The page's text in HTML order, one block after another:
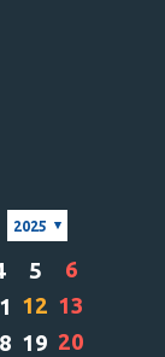
2025
5
6
12 13
19 20